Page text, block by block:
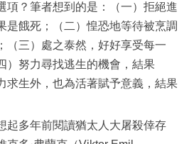
項？筆者想到的是：（一）拒絕進
是餓死；（二）惶恐地等待被烹調
（三）處之泰然，好好享受每一
）努力尋找逃生的機會，結果
生外，也為活著賦予意義，結果
起多年前閱讀猶太人大屠殺倖存